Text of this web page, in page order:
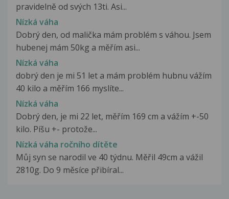
pravidelně od svých 13ti. Asi...
Nízká váha
Dobrý den, od malička mám problém s váhou. Jsem
hubenej mám 50kg a měřím asi...
Nízká váha
dobrý den je mi 51 let a mám problém hubnu vážím
40 kilo a měřím 166 myslíte...
Nízká váha
Dobrý den, je mi 22 let, měřím 169 cm a vážím +-50
kilo. Píšu +- protože...
Nízká váha ročního dítěte
Můj syn se narodil ve 40 týdnu. Měřil 49cm a vážil
2810g. Do 9 měsíce přibíral...